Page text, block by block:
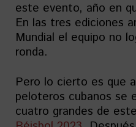
este evento, año en
En las tres ediciones
Mundial el equipo no
ronda.
Pero lo cierto es que
peloteros cubanos se
cuatro grandes de este